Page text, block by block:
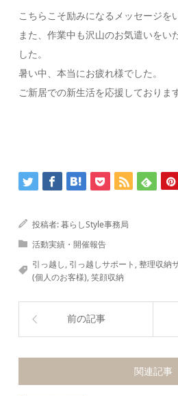
こちらこそ励みになるメッセージを
また、作業中も沢山のお気遣いをい
した。
暑い中、本当にお疲れ様でした。
ご新居での新生活を応援しておりま
投稿者:暮らしStyle事務局
活動実績・開催報告
引っ越し, 引っ越しサポート ,整理収納
(個人のお客様),笑顔収納
前の記事
関連記事